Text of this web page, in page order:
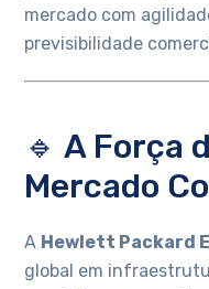
mercado com
previsibilidade
🔹 A Força
Mercado
A Hewlett Packard
global em